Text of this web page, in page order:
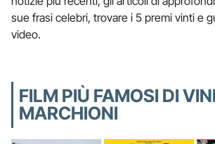
sue frasi celebri, trovare i 5 premi vinti e
video.
FILM PIÙ FAMOSI DI
MARCHIONI